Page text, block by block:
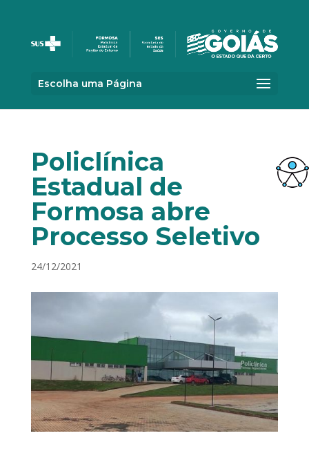
Escolha uma Página
Policlínica
Estadual de
Formosa abre
Processo Seletivo
24/12/2021